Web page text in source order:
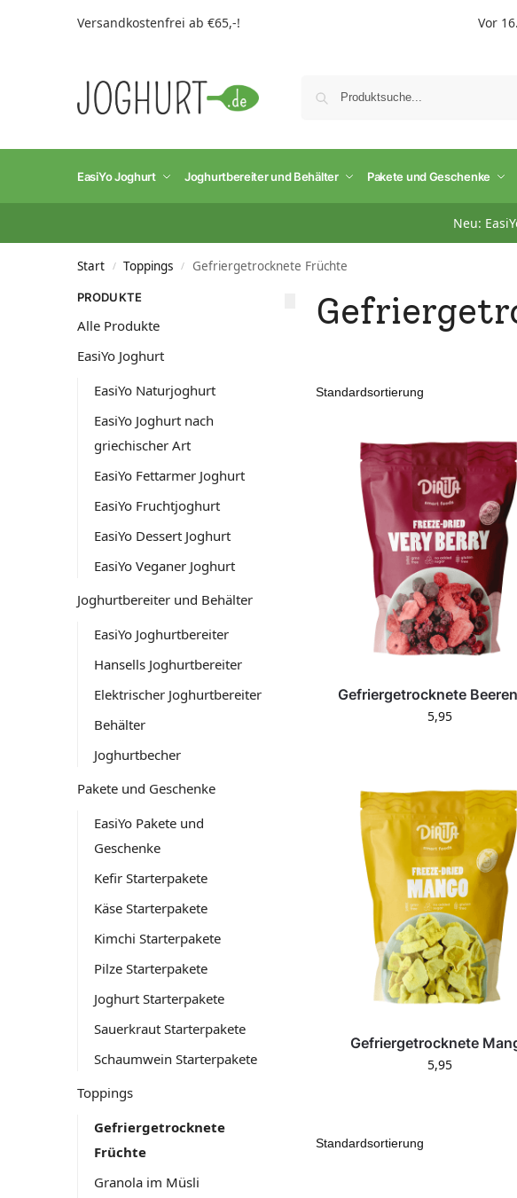
Versandkostenfrei ab €65,-! Vor
EasiYo Joghurt Joghurtbereiter und Behälter Pakete und Geschenke
Neu:
Start / Toppings / Gefriergetrocknete Früchte
Gefriergetrocknete
5,95
Gefriergetrocknete
5,95
PRODUKTE
Alle Produkte
EasiYo Joghurt
EasiYo Naturjoghurt
EasiYo Joghurt nach
griechischer Art
EasiYo Fettarmer Joghurt
EasiYo Fruchtjoghurt
EasiYo Dessert Joghurt
EasiYo Veganer Joghurt
Joghurtbereiter und Behälter
EasiYo Joghurtbereiter
Hansells Joghurtbereiter
Elektrischer Joghurtbereiter
Behälter
Joghurtbecher
Pakete und Geschenke
EasiYo Pakete und
Geschenke
Kefir Starterpakete
Käse Starterpakete
Kimchi Starterpakete
Pilze Starterpakete
Joghurt Starterpakete
Sauerkraut Starterpakete
Schaumwein Starterpakete
Toppings
Gefriergetrocknete
Früchte
Granola im Müsli